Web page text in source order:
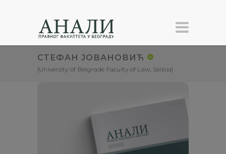
СТЕФАН ЈОВАНОВИЋ
[University of Belgrade Faculty of Law, Serbia]